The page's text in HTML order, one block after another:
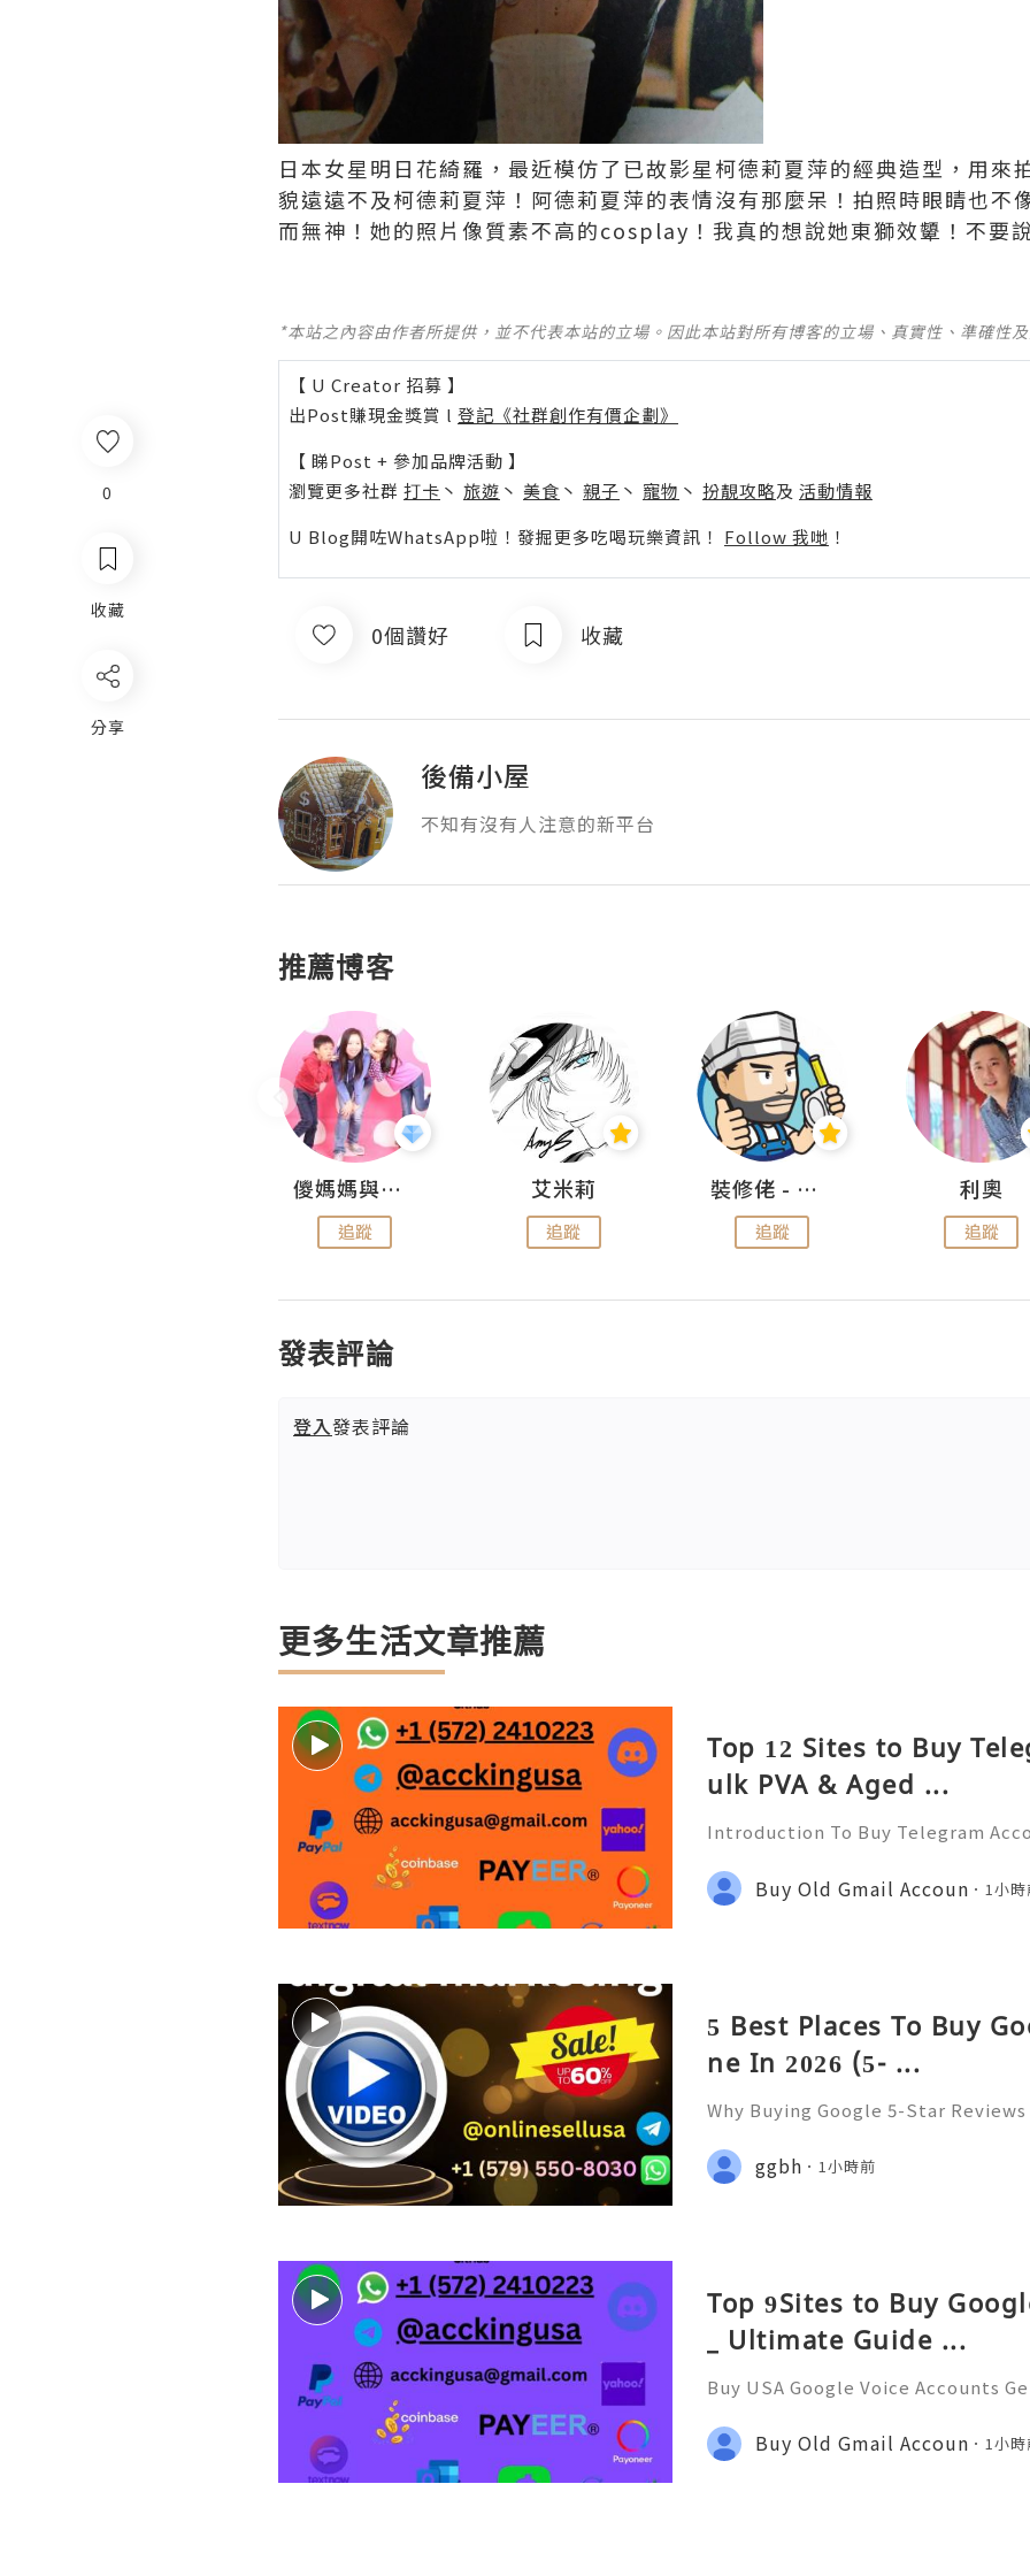
0
收藏
分享
日本女星明日花綺羅，最近模仿了已故影星柯德莉夏萍的經典造型，用來
貌遠遠不及柯德莉夏萍！阿德莉夏萍的表情沒有那麼呆！拍照時眼睛也不
而無神！她的照片像質素不高的cosplay！我真的想說她東獅效顰！不要
*本站之內容由作者所提供，並不代表本站的立場。因此本站對所有博客的立場、真實性、準確性
【 U Creator 招募 】
出Post賺現金獎賞 l 登記《社群創作有價企劃》
【 睇Post + 參加品牌活動 】
瀏覽更多社群 打卡 丶 旅遊 丶 美食 丶 親子 丶 寵物 丶 扮靚攻略及 活動情報
U Blog開咗WhatsApp啦！發掘更多吃喝玩樂資訊！ Follow 我哋 ！
0個讚好 收藏
後備小屋
不知有沒有人注意的新平台
推薦博客
儍媽媽與兩隻小魔怪之家
追蹤
艾米莉
追蹤
裝修佬 - 香港一站式網上裝修平台
追蹤
利奧
追蹤
發表評論
登入發表評論
更多生活文章推薦
Top 12 Sites to Buy
ulk PVA & Aged ...
Introduction To Buy Telegram
l role in connecting people,
mong these platforms, Tele
Buy Old Gmail Accoun 1小
5 Best Places To Buy
ne In 2026 (5- ...
Why Buying Google 5-Star
upport 24/7 🚀📡💬📱🛸👑
👨‍💻🎙️🔥👑 Discord ➜ Account
ggbh 1小時前
Top 9Sites to Buy
_ Ultimate Guide ...
Buy USA Google Voice Accounts
anywhere. Protect your personal
fessional communication e
Buy Old Gmail Accoun 1小